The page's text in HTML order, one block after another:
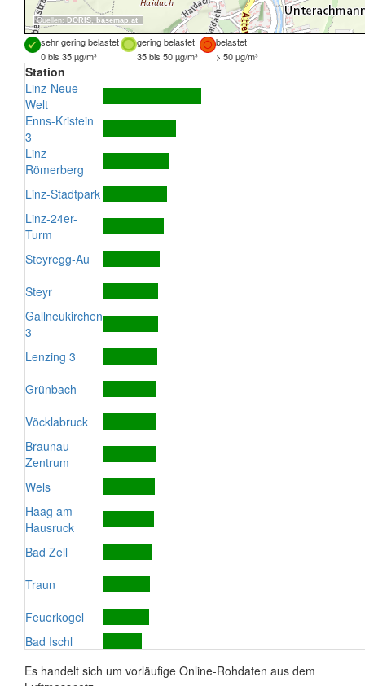
Quellen: DORIS, basemap.at
sehr gering belastet gering belastet
belastet
0 bis 35 µg/m³
35 bis 50 µg/m³ > 50 µg/m³
Station
Linz-Neue
Welt
Enns-Kristein
3
Linz-
Römerberg
Linz-Stadtpark
Linz-24er-
Turm
Steyregg-Au
Steyr
Gallneukirchen
3
Lenzing 3
Grünbach
Vöcklabruck
Braunau
Zentrum
Wels
Haag am
Hausruck
Bad Zell
Traun
Feuerkogel
Bad Ischl
Es handelt sich um vorläufige Online-Rohdaten aus dem